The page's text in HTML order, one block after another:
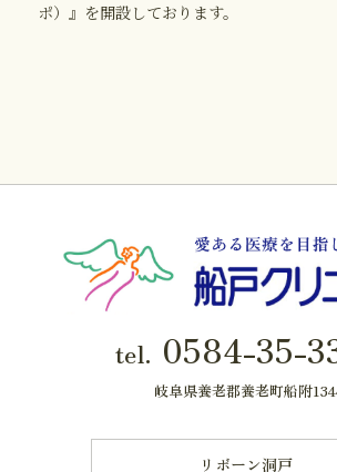
ポ）』を開設しております。
tel. 0584-35-
岐阜県養老郡養老町船附
リボーン洞戸